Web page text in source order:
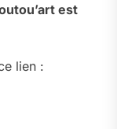
est
lien :